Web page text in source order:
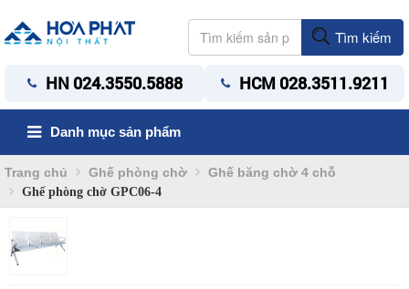
Tìm kiếm
HN 024.3550.5888 HCM 028.3511.9211
Danh mục sản phẩm
Trang chủ Ghế phòng chờ Ghế băng chờ 4 chỗ
Ghế phòng chờ GPC06-4